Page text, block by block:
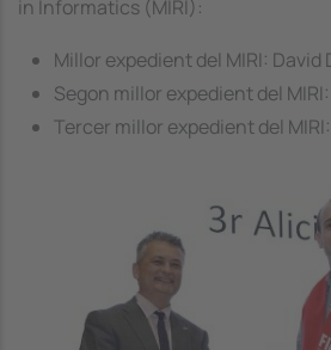
in Informatics (MIRI):
Millor expedient del MIRI: David
Segon millor expedient del
Tercer millor expedient del